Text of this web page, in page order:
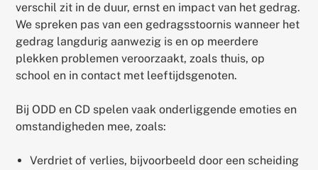
verschil zit in de duur, ernst en impact van het gedrag.
We spreken pas van een gedragsstoornis wanneer het
gedrag langdurig aanwezig is en op meerdere
plekken problemen veroorzaakt, zoals thuis, op
school en in contact met leeftijdsgenoten.
Bij ODD en CD spelen vaak onderliggende emoties en
omstandigheden mee, zoals:
Verdriet of verlies, bijvoorbeeld door een scheiding